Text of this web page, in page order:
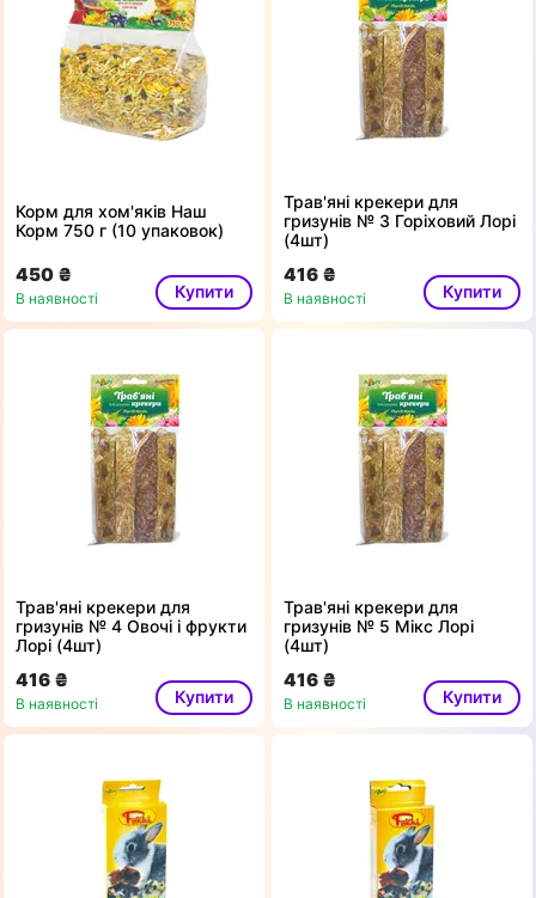
Корм для хом'яків Наш
Корм 750 г (10 упаковок)
450 ₴
В наявності Купити
Трав'яні крекери для
гризунів № 3 Горіховий Лорі
(4шт)
416 ₴
В наявності Купити
Трав'яні крекери для
гризунів № 4 Овочі і фрукти
Лорі (4шт)
416 ₴
В наявності Купити
Трав'яні крекери для
гризунів № 5 Мікс Лорі
(4шт)
416 ₴
В наявності Купити